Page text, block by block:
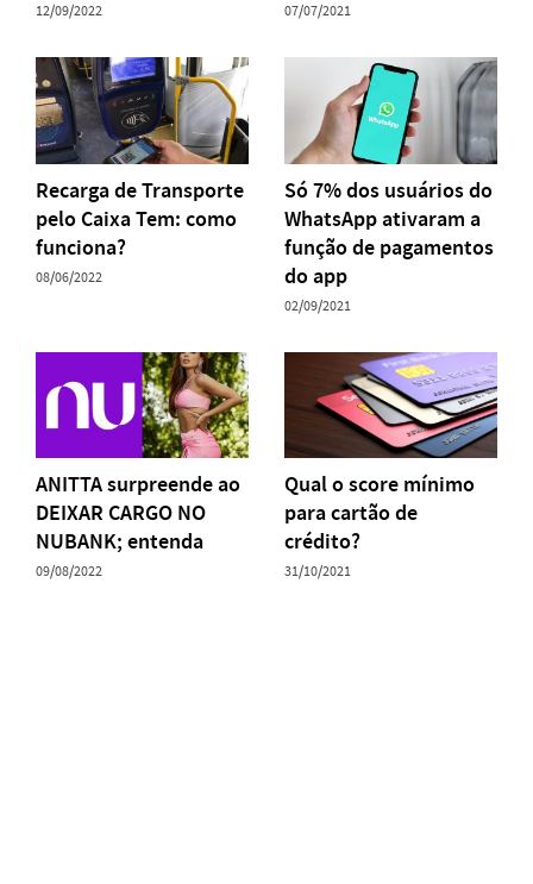
12/09/2022 07/07/2021
Recarga de Transporte
pelo Caixa Tem: como
funciona?
08/06/2022
Só 7% dos usuários do
WhatsApp ativaram a
função de pagamentos
do app
02/09/2021
ANITTA surpreende ao
DEIXAR CARGO NO
NUBANK; entenda
09/08/2022
Qual o score mínimo
para cartão de
crédito?
31/10/2021